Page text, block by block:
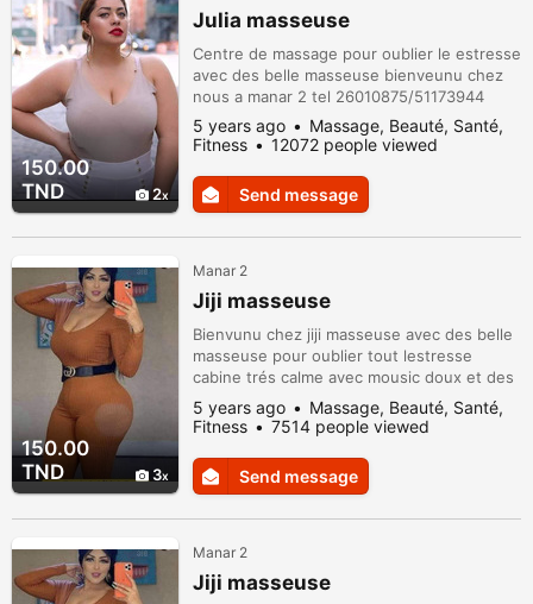
150.00
TND
2
Julia masseuse
Centre de massage pour oublier le estresse
avec des belle masseuse bienveunu chez
nous a manar 2 tel 26010875/51173944
5 years ago
Massage, Beauté, Santé,
Fitness
12072 people viewed
Send message
150.00
TND
3
Manar 2
Jiji masseuse
Bienvunu chez jiji masseuse avec des belle
masseuse pour oublier tout lestresse
cabine trés calme avec mousic doux et des
beugi a manar (2) tel 26010875.25943974
5 years ago
Massage, Beauté, Santé,
Fitness
7514 people viewed
Send message
Manar 2
Jiji masseuse